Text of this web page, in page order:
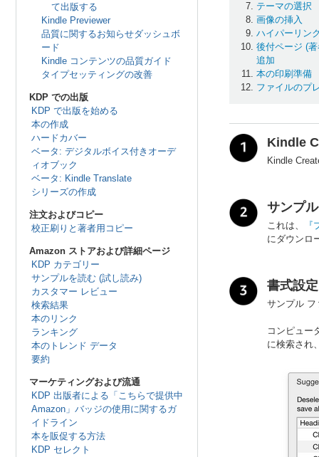
て出版する
Kindle Previewer
品質に関するお知らせダッシュボ
ード
Kindle コンテンツの品質ガイド
タイプセッティングの改善
KDP での出版
KDP で出版を始める
本の作成
ハードカバー
ベータ: デジタルボイス付きオーデ
ィオブック
ベータ: Kindle Translate
シリーズの作成
注文およびコピー
校正刷りと著者用コピー
Amazon ストアおよび詳細ページ
KDP カテゴリー
サンプルを読む (試し読み)
カスタマー レビュー
検索結果
本のリンク
ランキング
本のトレンド データ
要約
マーケティングおよび流通
KDP 出版者による「こちらで提供中
Amazon」バッジの使用に関するガ
イドライン
本を販促する方法
KDP セレクト
テーマの選択
画像の挿入
ハイパーリン
後付ページ (
追加
本の印刷準備
ファイルのプ
Kindle
Kindle
サンプ
これは、
にダウンロ
書式設
サンプル フ
コンピュー
に検索され